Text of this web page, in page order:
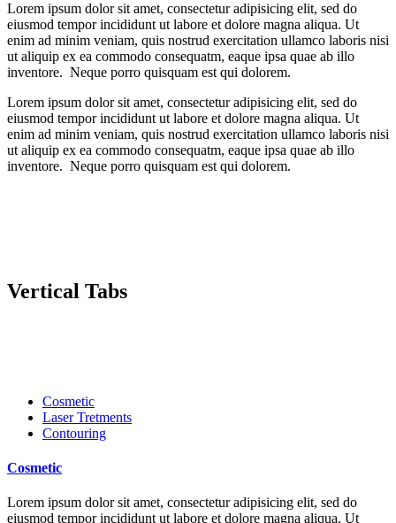
Lorem ipsum dolor sit amet, consectetur adipisicing elit, sed do
eiusmod tempor incididunt ut labore et dolore magna aliqua. Ut
enim ad minim veniam, quis nostrud exercitation ullamco laboris nisi
ut aliquip ex ea commodo consequatm, eaque ipsa quae ab illo
inventore. Neque porro quisquam est qui dolorem.
Lorem ipsum dolor sit amet, consectetur adipisicing elit, sed do
eiusmod tempor incididunt ut labore et dolore magna aliqua. Ut
enim ad minim veniam, quis nostrud exercitation ullamco laboris nisi
ut aliquip ex ea commodo consequatm, eaque ipsa quae ab illo
inventore. Neque porro quisquam est qui dolorem.
Vertical Tabs
Cosmetic
Laser Tretments
Contouring
Cosmetic
Lorem ipsum dolor sit amet, consectetur adipisicing elit, sed do
eiusmod tempor incididunt ut labore et dolore magna aliqua. Ut